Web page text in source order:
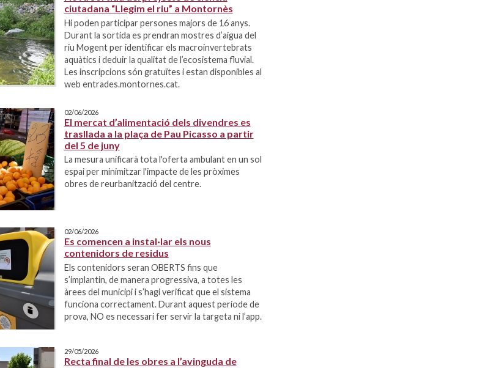
ciutadana “Llegim el riu” a Montornès
Hi poden participar persones majors de 16 anys.
Durant la sortida es prendran mostres d’aigua del
riu Mogent per identificar els macroinvertebrats
aquàtics i deduir la qualitat de l’ecosistema fluvial.
Les inscripcions són gratuïtes i estan disponibles al
web entrades.montornes.cat.
02/06/2026
El mercat d’alimentació dels divendres es
trasllada a la plaça de Pau Picasso a partir
del 5 de juny
La mesura unificarà tota l'oferta ambulant en un sol
espai per minimitzar l'impacte de les pròximes
obres de reurbanització del centre.
02/06/2026
Es comencen a instal·lar els nous
contenidors de residus
Els contenidors seran OBERTS fins que
s’implantin, de manera progressiva, a totes les
àrees del municipi i s’hagi verificat que el sistema
funciona correctament. Durant aquest període de
prova, NO es necessari fer servir la targeta ni l’app.
29/05/2026
Recta final de les obres a l’avinguda de